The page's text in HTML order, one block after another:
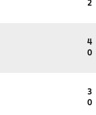
2
4
0
3
0